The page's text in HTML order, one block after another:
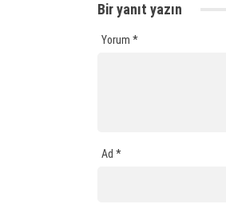
Bir yanıt yazın
Yorum *
Ad *